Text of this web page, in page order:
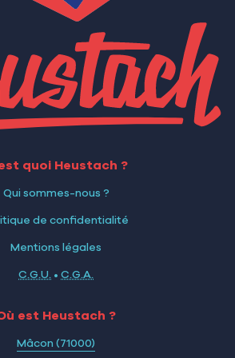
quoi Heustach ?
Qui sommes-nous ?
de confidentialité
Mentions légales
C.G.U. • C.G.A.
est Heustach ?
Mâcon (71000)